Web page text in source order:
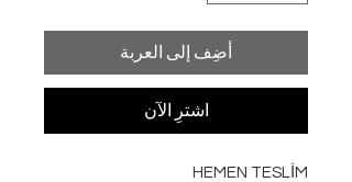
أضِف إلى العربة
اشترِ الآن
HEMEN TESLİM